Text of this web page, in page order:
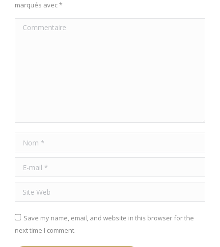
marqués avec*
Commentaire
Nom *
E-mail *
Site Web
Save my name, email, and website in this browser for the
next time I comment.